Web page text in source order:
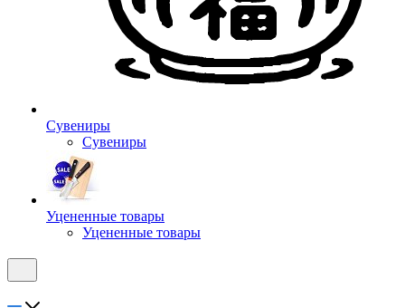
Сувениры
Сувениры
Уцененные товары
Уцененные товары